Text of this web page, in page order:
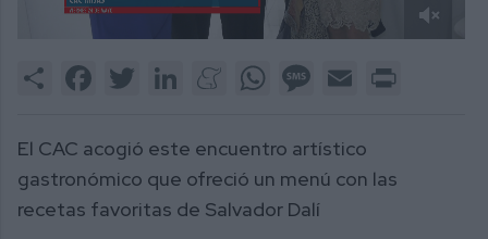
1
Share FacebookTwitter LinkedInMeneameWhatsAppMessage
Email
El CAC acogió este encuentro artístico
gastronómico que ofreció un menú con las
recetas favoritas de Salvador Dalí